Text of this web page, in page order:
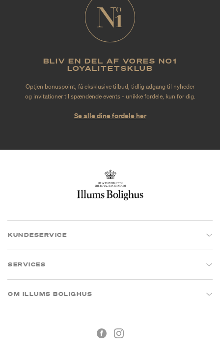
BLIV EN DEL AF VORES NO1
LOYALITETSKLUB
Optjen bonuspoint, få eksklusive tilbud, tidlig adgang til nyheder
og invitationer til spændende events - unikke fordele, kun for dig.
Se alle dine fordele her
KUNDESERVICE
SERVICES
OM ILLUMS BOLIGHUS